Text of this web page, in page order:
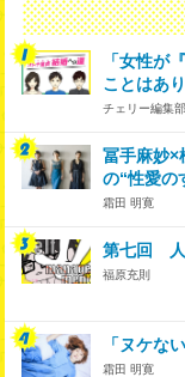
「女性が
ことはあ
チェリー編集部
冨手麻妙
の“性愛の
霜田 明寛
第七回 人
福原充則
「ヌケな
霜田 明寛